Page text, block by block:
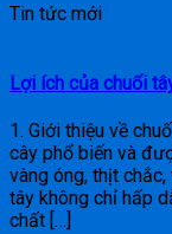
Tin tức mới
Lợi ích của chuối
1. Giới thiệu về
cây phổ biến và
vàng óng, thịt
tây không chỉ hấp
chất […]